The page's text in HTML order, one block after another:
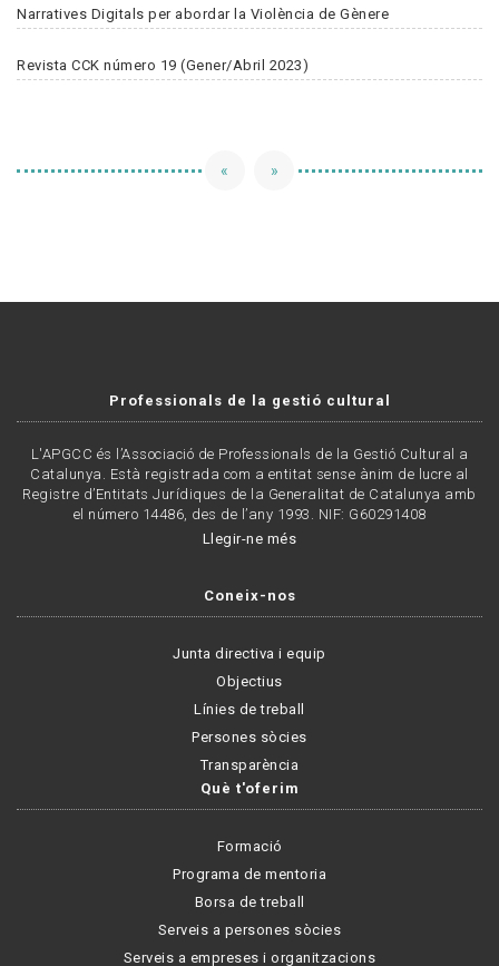
Narratives Digitals per abordar la Violència de Gènere
Revista CCK número 19 (Gener/Abril 2023)
« »
Professionals de la gestió cultural
L'APGCC és l’Associació de Professionals de la Gestió Cultural a
Catalunya. Està registrada com a entitat sense ànim de lucre al
Registre d’Entitats Jurídiques de la Generalitat de Catalunya amb
el número 14486, des de l’any 1993. NIF: G60291408
Llegir-ne més
Coneix-nos
Junta directiva i equip
Objectius
Línies de treball
Persones sòcies
Transparència
Què t'oferim
Formació
Programa de mentoria
Borsa de treball
Serveis a persones sòcies
Serveis a empreses i organitzacions